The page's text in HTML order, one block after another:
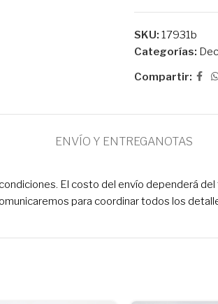
SKU: 17931b
Categorías:
Compartir:
ENVÍO Y ENTREGANOTAS
El costo del envío dependerá
para coordinar todos los